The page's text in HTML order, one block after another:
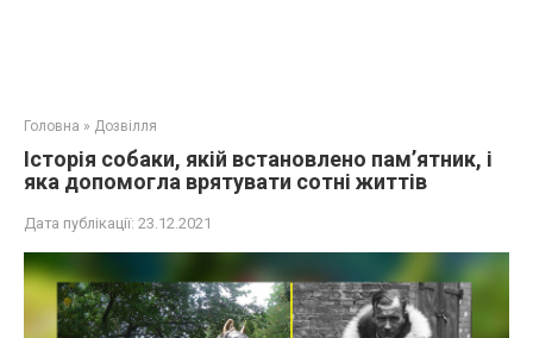
Головна » Дозвілля
Історія собаки, якій встановлено пам’ятник, і
яка допомогла врятувати сотні життів
Дата публікації: 23.12.2021